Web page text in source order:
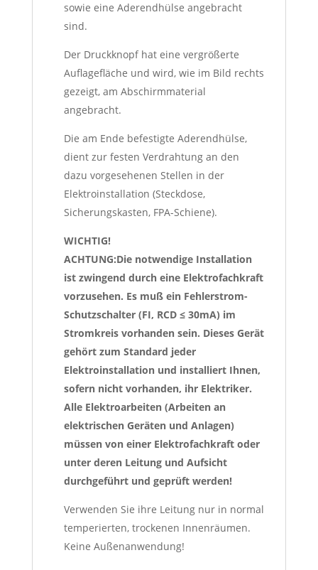
sowie eine Aderendhülse angebracht
sind.
Der Druckknopf hat eine vergrößerte
Auflagefläche und wird, wie im Bild rechts
gezeigt, am Abschirmmaterial
angebracht.
Die am Ende befestigte Aderendhülse,
dient zur festen Verdrahtung an den
dazu vorgesehenen Stellen in der
Elektroinstallation (Steckdose,
Sicherungskasten, FPA-Schiene).
WICHTIG!
ACHTUNG:Die notwendige Installation
ist zwingend durch eine Elektrofachkraft
vorzusehen. Es muß ein Fehlerstrom-
Schutzschalter (FI, RCD ≤ 30mA) im
Stromkreis vorhanden sein. Dieses Gerät
gehört zum Standard jeder
Elektroinstallation und installiert Ihnen,
sofern nicht vorhanden, ihr Elektriker.
Alle Elektroarbeiten (Arbeiten an
elektrischen Geräten und Anlagen)
müssen von einer Elektrofachkraft oder
unter deren Leitung und Aufsicht
durchgeführt und geprüft werden!
Verwenden Sie ihre Leitung nur in normal
temperierten, trockenen Innenräumen.
Keine Außenanwendung!